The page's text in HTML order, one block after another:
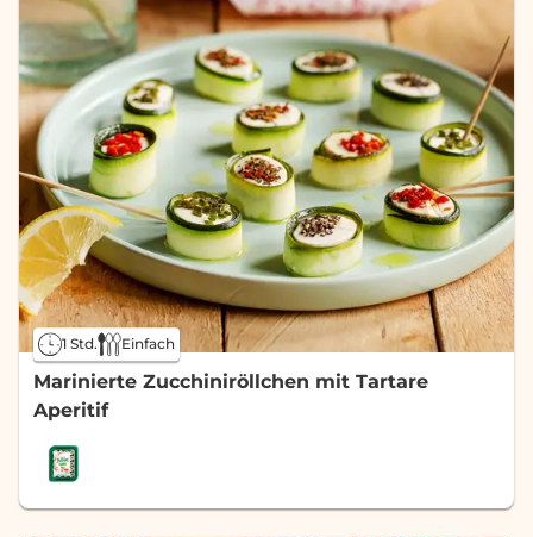
1 Std. Einfach
Marinierte Zucchiniröllchen mit Tartare
Aperitif